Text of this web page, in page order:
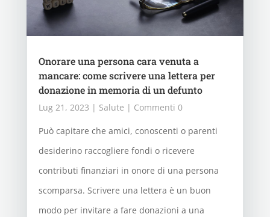
Onorare una persona cara venuta a
mancare: come scrivere una lettera per
donazione in memoria di un defunto
Lug 21, 2023 | Salute | Commenti 0
Può capitare che amici, conoscenti o parenti
desiderino raccogliere fondi o ricevere
contributi finanziari in onore di una persona
scomparsa. Scrivere una lettera è un buon
modo per invitare a fare donazioni a una